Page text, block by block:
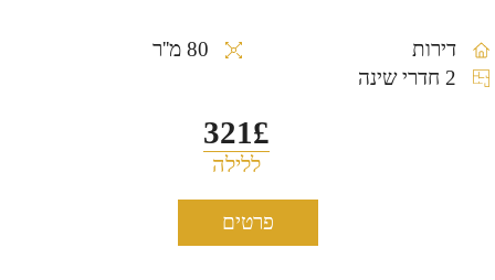
דירות
321£
ללילה
פרטים
דירה להשכרה לתקופה קצרה
ביפו/נויה